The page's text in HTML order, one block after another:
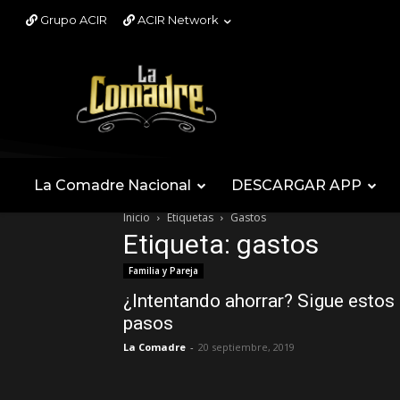
Grupo ACIR ACIR Network
La Comadre Nacional DESCARGAR APP
Inicio Etiquetas Gastos
Etiqueta: gastos
Familia y Pareja
¿Intentando ahorrar? Sigue estos
pasos
La Comadre - 20 septiembre, 2019